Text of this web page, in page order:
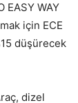
EASY WAY
için ECE
düşürecek
dizel